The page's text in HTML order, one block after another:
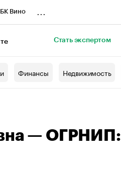
Вино
Стать экспертом
Финансы Недвижимость
— ОГРНИП: